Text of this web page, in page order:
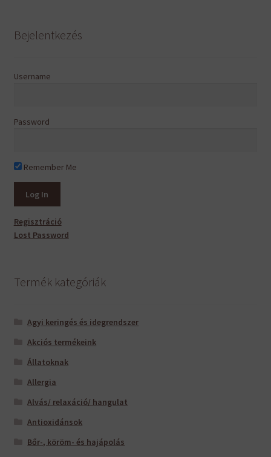
Bejelentkezés
Username
Password
Remember Me
Regisztráció
Lost Password
Termék kategóriák
Agyi keringés és idegrendszer
Akciós termékeink
Állatoknak
Allergia
Alvás/ relaxáció/ hangulat
Antioxidánsok
Bőr-, köröm- és hajápolás